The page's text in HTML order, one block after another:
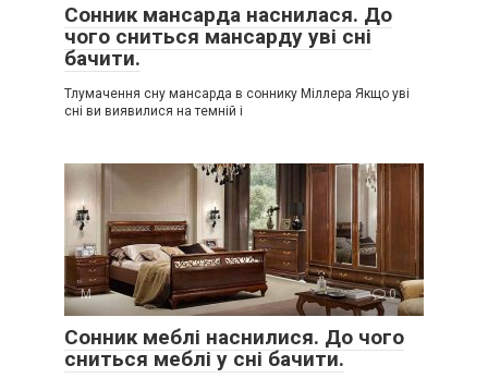
Сонник мансарда наснилася. До
чого сниться мансарду уві сні
бачити.
Тлумачення сну мансарда в соннику Міллера Якщо уві
сні ви виявилися на темній і
М 0
Сонник меблі наснилися. До чого
сниться меблі у сні бачити.